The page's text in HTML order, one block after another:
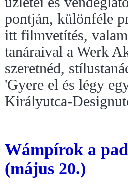
pontján, különféle
itt filmvetítés,
tanáraival a Werk
szeretnéd,
'Gyere el és légy
Királyutca-
Wámpírok a
(május 20.)